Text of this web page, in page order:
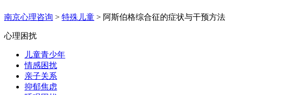
南京心理咨询 > 特殊儿童 > 阿斯伯格综合征的症状与干预方法
心理困扰
儿童青少年
情感困扰
亲子关系
抑郁焦虑